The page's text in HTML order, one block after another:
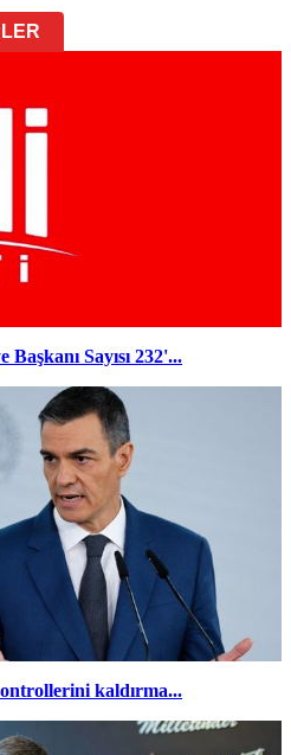
Sayısı 232'...
kaldırma...